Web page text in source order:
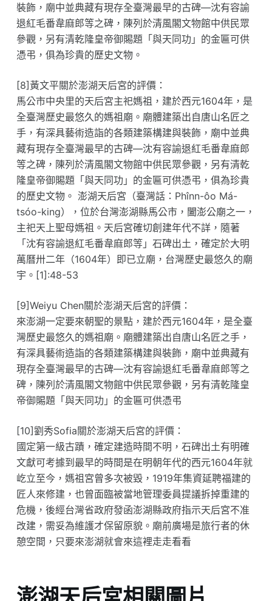
裝飾，廟中並典藏有現存全臺灣最早的古碑—沈有容諭
退紅毛番韋麻郎等之碑，陳列於清風閣文物館中供民眾
參觀，另有清乾隆皇帝御賜題「與天同功」的金匾可供
憑弔，俱為珍貴的歷史文物。
[8]黃文平關於澎湖天后宮的評價：
馬公市中央里的天后宮主祀媽祖，建於西元1604年，是
全臺灣歷史最悠久的媽祖廟。廟體建築出自唐山名匠之
手，有深具藝術造詣的各類建築構建與裝飾，廟中並典
藏有現存全臺灣最早的古碑—沈有容諭退紅毛番韋麻郎
等之碑，陳列於清風閣文物館中供民眾參觀，另有清乾
隆皇帝御賜題「與天同功」的金匾可供憑弔，俱為珍貴
的歷史文物。 澎湖天后宮（臺灣話：Phînn-ôo Má-
tsóo-king），位於台灣澎湖縣馬公市，闔澎公廟之一，
主祀天上聖母媽祖。天后宮確切創建年代不詳，隨著
「沈有容諭退紅毛番韋麻郎等」石碑出土，確定於大明
萬曆卅二年（1604年）即已立廟，台灣歷史最悠久的廟
宇。[1]:48-53
[9]Weiyu Chen關於澎湖天后宮的評價：
來澎湖一定要來朝聖的景點，建於西元1604年，是全臺
灣歷史最悠久的媽祖廟。廟體建築出自唐山名匠之手，
有深具藝術造詣的各類建築構建與裝飾，廟中並典藏有
現存全臺灣最早的古碑—沈有容諭退紅毛番韋麻郎等之
碑，陳列於清風閣文物館中供民眾參觀，另有清乾隆皇
帝御賜題「與天同功」的金匾可供憑弔
[10]劉秀Sofia關於澎湖天后宮的評價：
國定第一級古蹟，確定建造時間不明，石碑出土有明確
文獻可考據到最早的時間是在明朝年代的西元1604年就
屹立至今，媽祖宮曾多次被毀，1919年集資延聘福建的
匠人來修建，也曾面臨被當地管理委員提議拆掉重建的
危機，後經台灣省政府發函澎湖縣政府指示天后宮不准
改建，需妥為維護才保留原貌。廟前廣場是旅行者的休
憩空間，只要來澎湖就會來這裡走走看看